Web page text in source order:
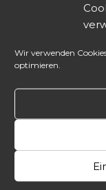
Wir verwenden
optimieren.
für
Wir trauern um
Schultheiß
und
Aufsichtsrat